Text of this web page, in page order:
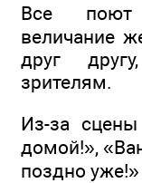
Все поют
величание
друг
зрителям.
Из-за
домой!»,
поздно уже!»